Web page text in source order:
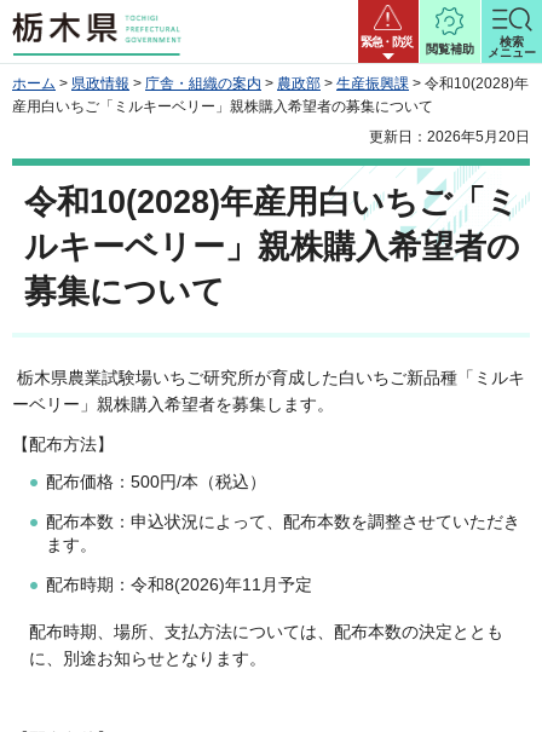
栃木県 緊急・防災
閲覧補助
検索
メニュー
ホーム > 県政情報 > 庁舎・組織の案内 > 農政部 > 生産振興課 > 令和10(2028)年
産用白いちご「ミルキーベリー」親株購入希望者の募集について
更新日：2026年5月20日
令和10(2028)年産用白いちご「ミ
ルキーベリー」親株購入希望者の
募集について
栃木県農業試験場いちご研究所が育成した白いちご新品種「ミルキ
ーベリー」親株購入希望者を募集します。
【配布方法】
配布価格：500円/本（税込）
配布本数：申込状況によって、配布本数を調整させていただき
ます。
配布時期：令和8(2026)年11月予定
配布時期、場所、支払方法については、配布本数の決定ととも
に、別途お知らせとなります。